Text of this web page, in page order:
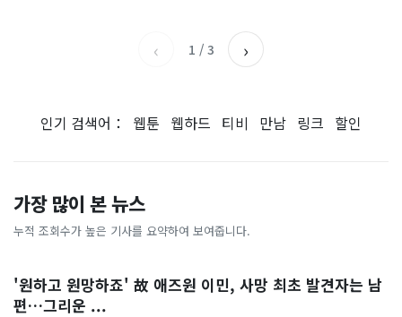
‹ 1 / 3 ›
인기 검색어： 웹툰 웹하드 티비 만남 링크 할인
가장 많이 본 뉴스
누적 조회수가 높은 기사를 요약하여 보여줍니다.
'원하고 원망하죠' 故 애즈원 이민, 사망 최초 발견자는 남
편…그리운 ...